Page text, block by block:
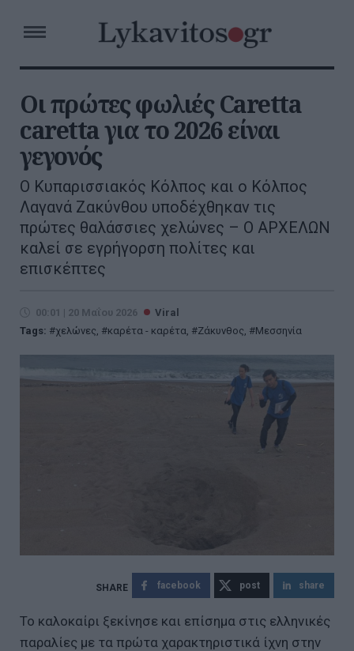
Οι πρώτες φωλιές Caretta
caretta για το 2026 είναι
γεγονός
Ο Κυπαρισσιακός Κόλπος και ο Κόλπος
Λαγανά Ζακύνθου υποδέχθηκαν τις
πρώτες θαλάσσιες χελώνες – Ο ΑΡΧΕΛΩΝ
καλεί σε εγρήγορση πολίτες και
επισκέπτες
00:01 | 20 Μαΐου 2026
Viral
Tags:
χελώνες, καρέτα - καρέτα, Ζάκυνθος, Μεσσηνία
facebook post share
Το καλοκαίρι ξεκίνησε και επίσημα στις ελληνικές
παραλίες με τα πρώτα χαρακτηριστικά ίχνη στην